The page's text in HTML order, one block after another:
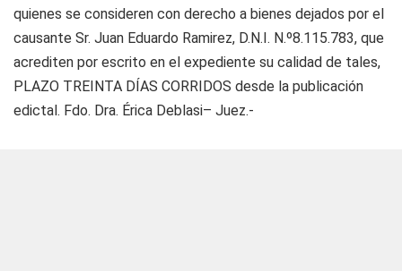
quienes se consideren con derecho a bienes dejados por el
causante Sr. Juan Eduardo Ramirez, D.N.I. N.º8.115.783, que
acrediten por escrito en el expediente su calidad de tales,
PLAZO TREINTA DÍAS CORRIDOS desde la publicación
edictal. Fdo. Dra. Érica Deblasi– Juez.-